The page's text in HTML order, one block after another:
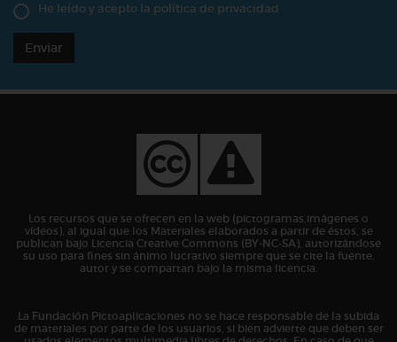
He leído y acepto la política de privacidad
Enviar
Los recursos que se ofrecen en la web (pictogramas,imágenes o
vídeos), al igual que los Materiales elaborados a partir de éstos, se
publican bajo Licencia Creative Commons (BY-NC-SA), autorizándose
su uso para fines sin ánimo lucrativo siempre que se cite la fuente,
autor y se compartan bajo la misma licencia.
La Fundación Pictoaplicaciones no se hace responsable de la subida
de materiales por parte de los usuarios, si bien advierte que deben ser